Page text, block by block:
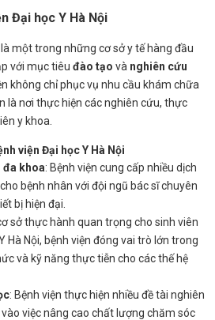
Đại học Y Hà Nội
là một trong những cơ sở y tế hàng đầu
với mục tiêu đào tạo và nghiên cứu
không chỉ phục vụ nhu cầu khám chữa
là nơi thực hiện các nghiên cứu, thực
y khoa.
viện Đại học Y Hà Nội
đa khoa: Bệnh viện cung cấp nhiều dịch
bệnh nhân với đội ngũ bác sĩ chuyên
bị hiện đại.
sở thực hành quan trọng cho sinh viên
Hà Nội, bệnh viện đóng vai trò lớn trong
và kỹ năng thực tiễn cho các thế hệ
: Bệnh viện thực hiện nhiều đề tài nghiên
việc nâng cao chất lượng chăm sóc